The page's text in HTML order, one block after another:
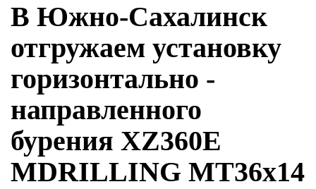
В Южно-Сахалинск
отгружаем установку
горизонтально -
направленного
бурения XZ360E
MDRILLING MT36x14